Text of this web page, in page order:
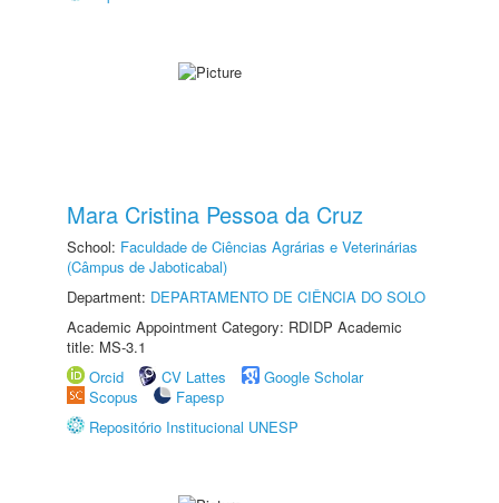
Mara Cristina Pessoa da Cruz
School: Faculdade de Ciências Agrárias e Veterinárias
(Câmpus de Jaboticabal)
Department: DEPARTAMENTO DE CIÊNCIA DO SOLO
Academic Appointment Category: RDIDP Academic
title: MS-3.1
Orcid
CV Lattes
Google Scholar
Scopus
Fapesp
Repositório Institucional UNESP